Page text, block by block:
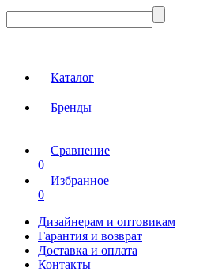
Каталог
Бренды
Сравнение
0
Избранное
0
Дизайнерам и оптовикам
Гарантия и возврат
Доставка и оплата
Контакты